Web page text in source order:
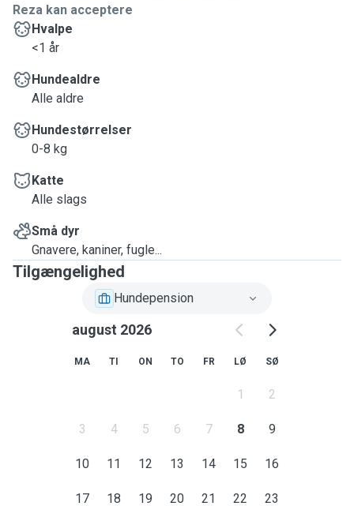
Reza kan acceptere
Hvalpe
<1 år
Hundealdre
Alle aldre
Hundestørrelser
0-8 kg
Katte
Alle slags
Små dyr
Gnavere, kaniner, fugle...
Tilgængelighed
Hundepension
august 2026
MA TI ON TO FR LØ SØ
1 2
3 4 5 6 7 8 9
10 11 12 13 14 15 16
17 18 19 20 21 22 23